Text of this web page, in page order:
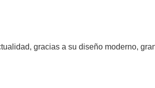
gracias a su diseño moderno,